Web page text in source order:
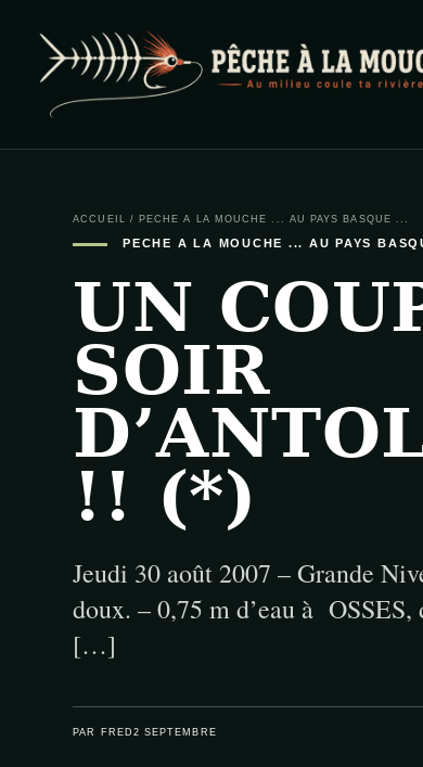
PECHE A LA MOUCHE
ACCUEIL / PECHE A LA MOUCHE ... AU PAYS BASQUE ...
PECHE A LA MOUCHE ... AU PAYS
UN
SOIR
!! (*)
Jeudi 30 août 2007 – Grande
doux. – 0,75 m d’eau à OSSES,
[…]
PAR FRED 2 SEPTEMBRE